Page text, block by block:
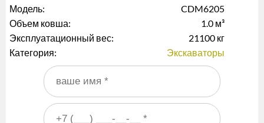
Модель:
CDM6205
Объем ковша:
1.0 м³
Эксплуатационный вес:
21100 кг
Категория:
Экскаваторы
Ваше имя
Ваш номер телефона